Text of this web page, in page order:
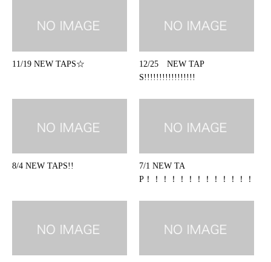
11/19 NEW TAPS☆
12/25 NEW TAP
S!!!!!!!!!!!!!!!!!
8/4 NEW TAPS!!
7/1 NEW TA
P！！！！！！！！！！！！！！